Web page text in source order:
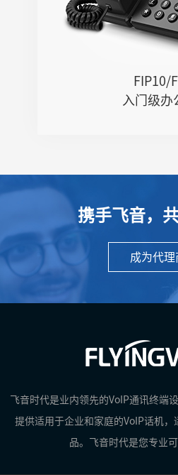
FIP10/
入门级办
携手飞音，
成为代理
飞音时代是业内领先的VoIP通讯终端
提供适用于企业和家庭的VoIP话机
品。飞音时代是您专业